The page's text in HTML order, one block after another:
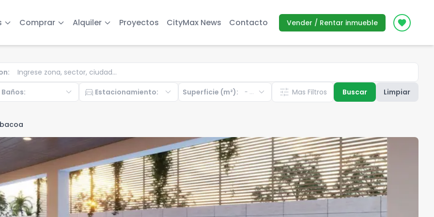
Comprar Alquiler Proyectos CityMax News Contacto Vender / Rentar inmueble Icon
:
Baños: expand_more directions_car Estacionamiento: expand_more Superficie (m²): - ... expand_more tune Mas Filtros Buscar Limpiar